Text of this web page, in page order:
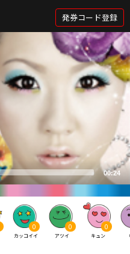
発券コード登録
0
カッコイイ
0
アツイ
0
キュン